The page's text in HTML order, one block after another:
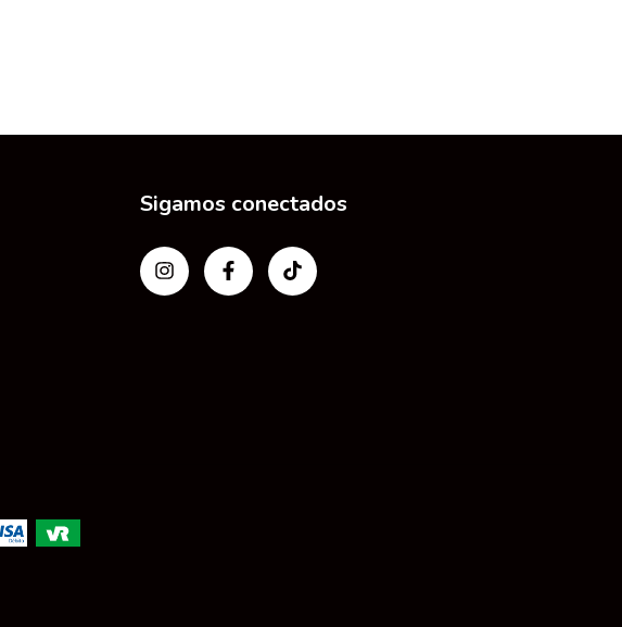
Sigamos conectados